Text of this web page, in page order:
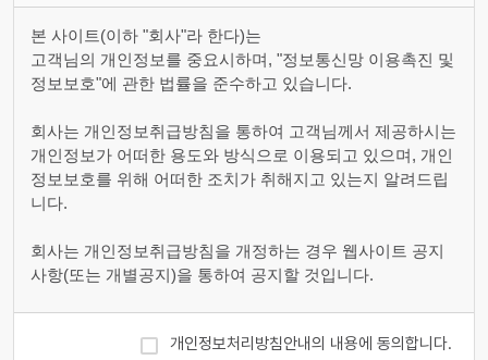
자
2. 이용계약 : 서비스 이용과 관련하여 회사와 이용자간에
체결하는 계약
하고, 본 약관에 동의하여 서비스 이용계약을 완료시키는 행
위
4. 회원 : 당 사이트에 회원가입에 필요한 개인정보를 제공
하여 회원 등록을 한 자
여 이용자가 선정하고 회사가 승인하는 영문자와 숫자의 조
합(하나의 주민등록번호에 하나의 ID만 발급 가능함)
7. 이용해지 : 회사 또는 회원이 서비스 이용이후 그 이용계
본 사이트(이하 "회사"라 한다)는
고객님의 개인정보를 중요시하며, "정보통신망 이용촉진 및
정보보호"에 관한 법률을 준수하고 있습니다.
회사는 개인정보취급방침을 통하여 고객님께서 제공하시는
개인정보가 어떠한 용도와 방식으로 이용되고 있으며, 개인
정보보호를 위해 어떠한 조치가 취해지고 있는지 알려드립
니다.
회사는 개인정보취급방침을 개정하는 경우 웹사이트 공지
사항(또는 개별공지)을 통하여 공지할 것입니다.
개인정보처리방침안내의 내용에 동의합니다.